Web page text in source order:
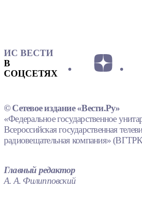
ИС ВЕСТИ
В
СОЦСЕТЯХ
© Сетевое издание «Вести.Ру»
«Федеральное государственное
Всероссийская государственная
радиовещательная компания»
Главный редактор
А. А. Филипповский